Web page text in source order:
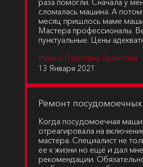
раза помогли. Сначала у
сломалась машина. А потом
месяц пришлось маме
Мастера профессионалы.
пунктуальные. Цены
Ирина Павловна Архипова
13 Января 2021
Ремонт
Когда посудомоечная
отреагировала на
мастера. Специалист не
ее к жизни но ещё и дал
рекомендации.